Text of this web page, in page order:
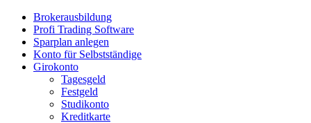
Brokerausbildung
Profi Trading Software
Sparplan anlegen
Konto für Selbstständige
Girokonto
Tagesgeld
Festgeld
Studikonto
Kreditkarte